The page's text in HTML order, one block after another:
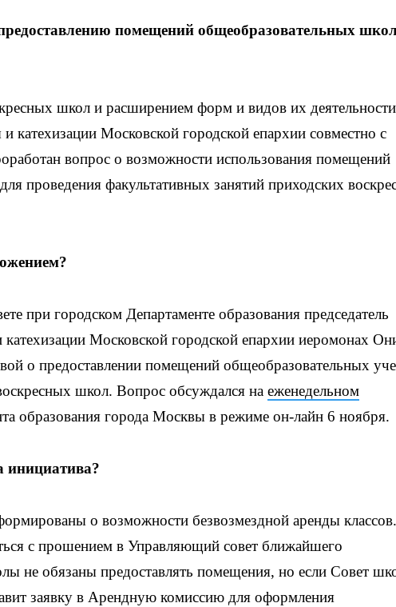
помещений общеобразовательных
школ и расширением форм и видов их деятельности
катехизации Московской городской епархии совместно с
вопрос о возможности использования помещений
проведения факультативных занятий приходских
при городском Департаменте образования председатель
катехизации Московской городской епархии иеромонах
о предоставлении помещений общеобразовательных
школ. Вопрос обсуждался на еженедельном
образования города Москвы в режиме он-лайн 6 ноября.
инициатива?
о возможности безвозмездной аренды классов.
с прошением в Управляющий совет ближайшего
не обязаны предоставлять помещения, но если Совет
заявку в Арендную комиссию для оформления